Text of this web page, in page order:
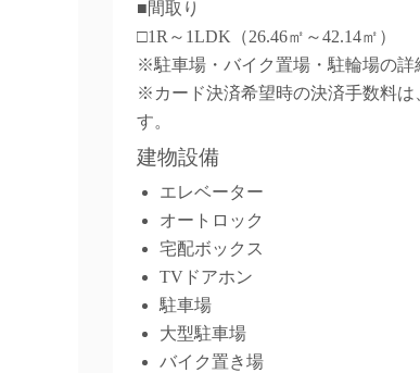
■間取り
□1R～1LDK（26.46㎡～42.14㎡）
※駐車場・バイク置場・駐輪場の詳
※カード決済希望時の決済手数料
す。
建物設備
エレベーター
オートロック
宅配ボックス
TVドアホン
駐車場
大型駐車場
バイク置き場